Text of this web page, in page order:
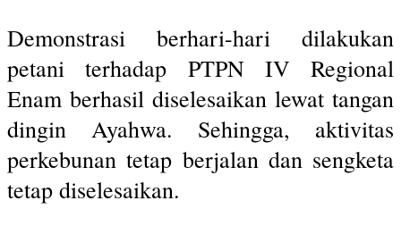
Demonstrasi berhari-hari dilakukan
petani terhadap PTPN IV Regional
Enam berhasil diselesaikan lewat tangan
dingin Ayahwa. Sehingga, aktivitas
perkebunan tetap berjalan dan sengketa
tetap diselesaikan.